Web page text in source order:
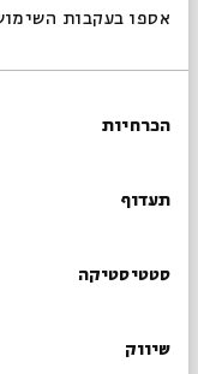
אספו בעקבות
הסכמה
הכרחיות
תעדוף
סטטיסטיקה
שיווק
דעת המקום
תגיות: מקרא וספרות בית